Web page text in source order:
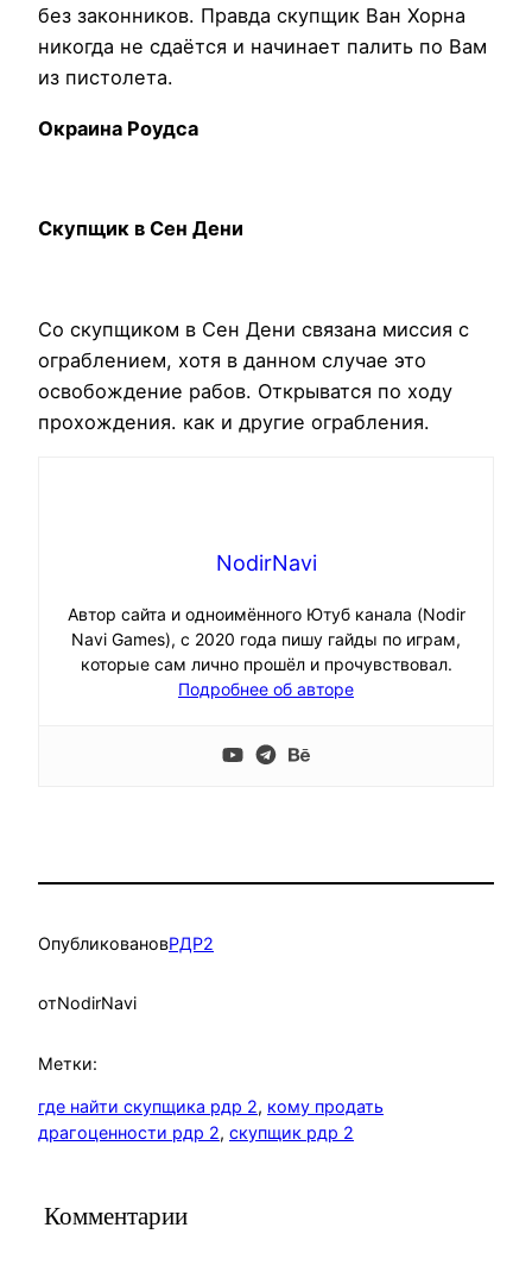
без законников. Правда скупщик Ван Хорна
никогда не сдаётся и начинает палить по Вам
из пистолета.
Окраина Роудса
Скупщик в Сен Дени
Со скупщиком в Сен Дени связана миссия с
ограблением, хотя в данном случае это
освобождение рабов. Открыватся по ходу
прохождения. как и другие ограбления.
NodirNavi
Автор сайта и одноимённого Ютуб канала (Nodir
Navi Games), с 2020 года пишу гайды по играм,
которые сам лично прошёл и прочувствовал.
Подробнее об авторе
ОпубликовановРДР2
отNodirNavi
Метки:
где найти скупщика рдр 2, кому продать
драгоценности рдр 2, скупщик рдр 2
Комментарии